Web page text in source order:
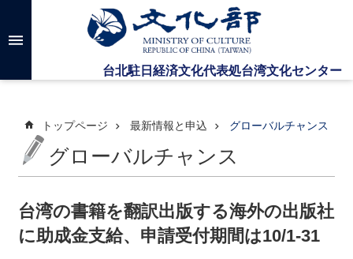
メインのコンテンツブロックにジャンプします
高
検
台
文
化
セ
トップページ 最新情報と申込 グローバルチャンス
グローバルチャンス
台湾の書籍を翻訳出版する海外の出版社
に助成金支給、申請受付期間は10/1-31